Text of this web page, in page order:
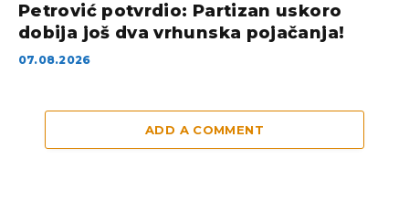
Petrović potvrdio: Partizan uskoro
dobija još dva vrhunska pojačanja!
07.08.2026
ADD A COMMENT